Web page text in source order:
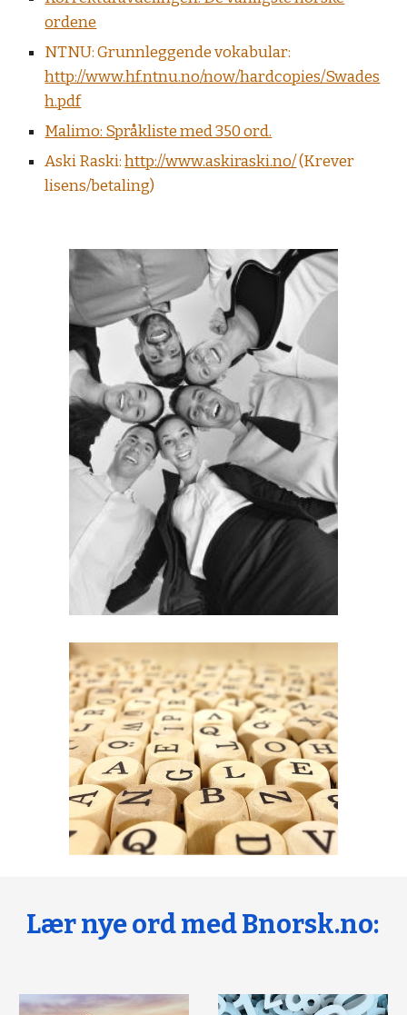
ordene
NTNU: Grunnleggende vokabular:
http://www.hf.ntnu.no/now/hardcopies/Swades
h.pdf
Malimo: Språkliste med 350 ord.
Aski Raski:http://www.askiraski.no/(Krever
lisens/betaling)
Lær nye ord med Bnorsk.no: